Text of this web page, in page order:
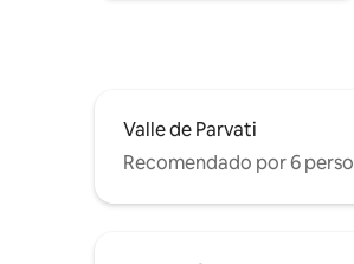
Valle de Parvati
Recomendado por 6